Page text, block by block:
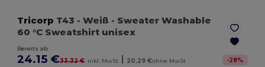
Tricorp T43 - Weiß - Sweater Washable
60 °C Sweatshirt unisex
Bereits ab
24.15 €33.32 € inkl. MwSt | 20.29 €ohne MwSt -28%